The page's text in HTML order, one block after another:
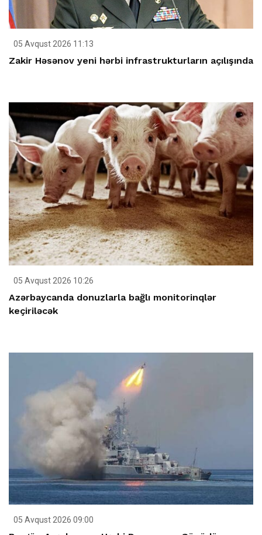
05 Avqust 2026 11:13
Zakir Həsənov yeni hərbi infrastrukturların açılışında
05 Avqust 2026 10:26
Azərbaycanda donuzlarla bağlı monitorinqlər
keçiriləcək
05 Avqust 2026 09:00